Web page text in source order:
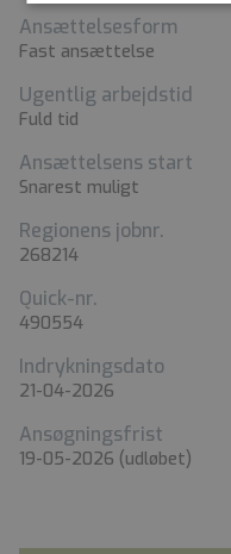
Ansættelsesform
Fast ansættelse
Ugentlig arbejdstid
Fuld tid
Ansættelsens start
Snarest muligt
Regionens jobnr.
268214
Quick-nr.
490554
Indrykningsdato
21-04-2026
Ansøgningsfrist
19-05-2026 (udløbet)